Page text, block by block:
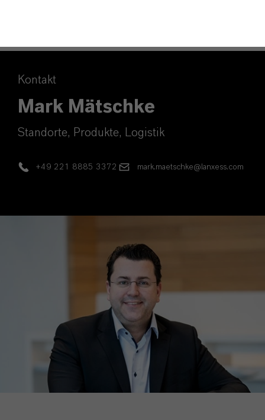
Kontakt
Mark Mätschke
Standorte, Produkte, Logistik
+49 221 8885 3372 mark.maetschke@lanxess.com